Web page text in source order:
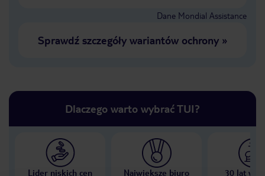
Dane Mondial Assistance
Sprawdź szczegóły wariantów ochrony»
Dlaczego warto wybrać TUI?
Lider niskich cen Największe biuro 30 lat w